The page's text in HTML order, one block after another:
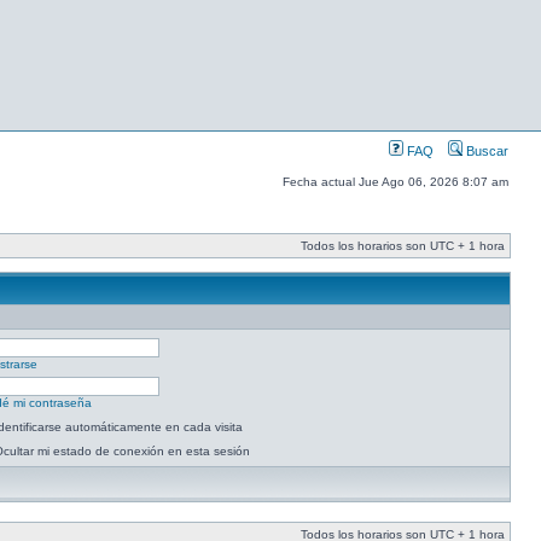
FAQ Buscar
Fecha actual Jue Ago 06, 2026 8:07 am
Todos los horarios son UTC + 1 hora
mi contraseña
automáticamente en cada visita
mi estado de conexión en esta sesión
Todos los horarios son UTC + 1 hora